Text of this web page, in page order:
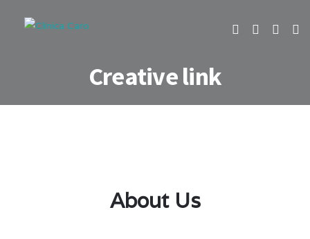
Creative link
About Us